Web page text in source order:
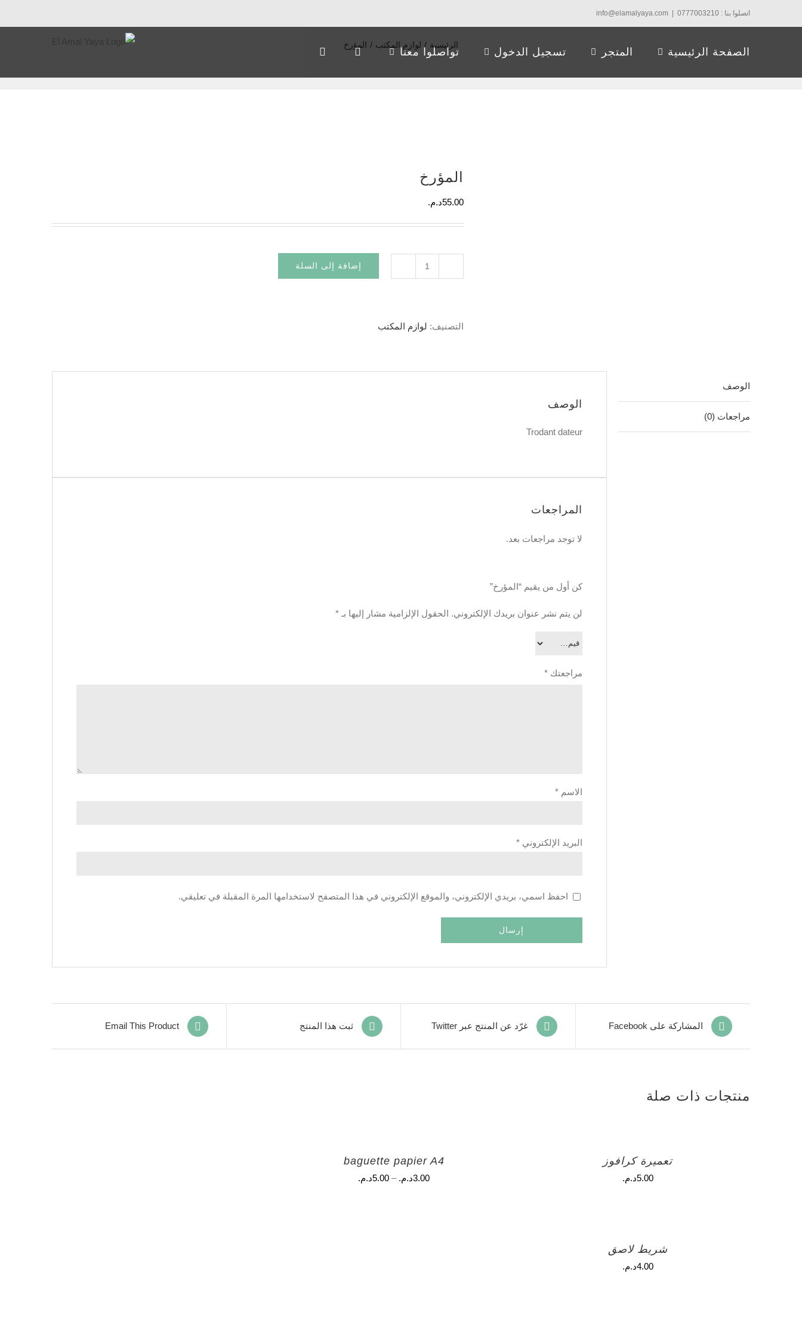
to
اتصلوا بنا : 0777003210 info@elamalyaya.com
الصفحة الرئيسية المتجر تسجيل الدخول تواصلوا معنا
الرئيسية / لوازم المكتب / المؤرخ
المؤرخ
55.00د.م.
إضافة إلى السلة
التصنيف: لوازم المكتب
الوصف
مراجعات (0)
الوصف
Trodant dateur
المراجعات
لا توجد مراجعات بعد.
كن أول من يقيم “المؤرخ”
لن يتم نشر عنوان بريدك الإلكتروني. الحقول الإلزامية مشار إليها بـ *
مراجعتك *
الاسم *
البريد الإلكتروني *
احفظ اسمي، بريدي الإلكتروني، والموقع الإلكتروني في هذا المتصفح لاستخدامها المرة المقبلة في تعليقي.
المشاركة على Facebook غرّد عن المنتج عبر Twitter ثبت هذا المنتج Email This Product
منتجات ذات صلة
تعميرة كرافوز
5.00د.م.
baguette papier A4
3.00د.م. –
5.00د.م.
شريط لاصق
4.00د.م.